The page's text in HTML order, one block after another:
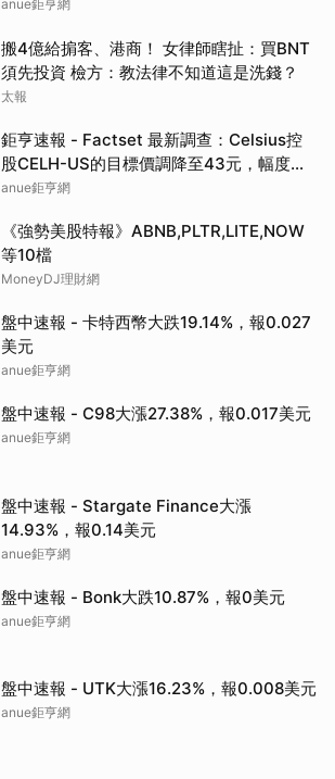
US)EPS預估下修至3元，預估目標價為
anue鉅亨網
搬4億給掮客、港商！ 女律師瞎扯：買BNT
須先投資 檢方：教法律不知道這是洗錢？
太報
鉅亨速報 - Factset 最新調查：Celsius控
股CELH-US的目標價調降至43元，幅度約
3.37%
anue鉅亨網
《強勢美股特報》ABNB,PLTR,LITE,NOW
等10檔
MoneyDJ理財網
盤中速報 - 卡特西幣大跌19.14%，報0.027
美元
anue鉅亨網
盤中速報 - C98大漲27.38%，報0.017美元
anue鉅亨網
盤中速報 - Stargate Finance大漲
14.93%，報0.14美元
anue鉅亨網
盤中速報 - Bonk大跌10.87%，報0美元
anue鉅亨網
盤中速報 - UTK大漲16.23%，報0.008美元
anue鉅亨網